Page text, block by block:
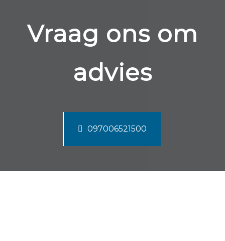
Vraag ons om
advies
097006521500